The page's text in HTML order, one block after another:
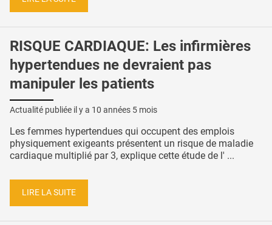
RISQUE CARDIAQUE: Les infirmières
hypertendues ne devraient pas
manipuler les patients
Actualité publiée il y a 10 années 5 mois
Les femmes hypertendues qui occupent des emplois
physiquement exigeants présentent un risque de maladie
cardiaque multiplié par 3, explique cette étude de l' ...
LIRE LA SUITE